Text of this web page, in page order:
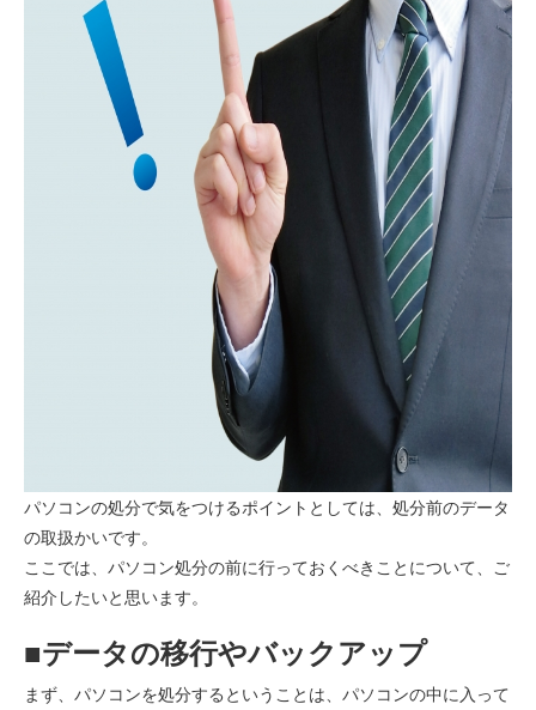
パソコンの処分で気をつけるポイントとしては、処分前のデータ
の取扱かいです。
ここでは、パソコン処分の前に行っておくべきことについて、ご
紹介したいと思います。
■データの移行やバックアップ
まず、パソコンを処分するということは、パソコンの中に入って